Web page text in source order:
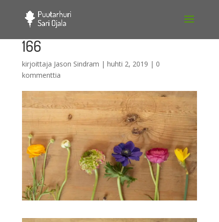
166
kirjoittaja Jason Sindram | huhti 2, 2019 | 0
kommenttia